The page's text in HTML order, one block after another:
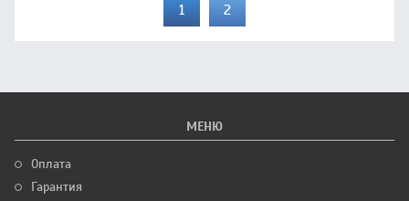
1 2
МЕНЮ
Оплата
Гарантия